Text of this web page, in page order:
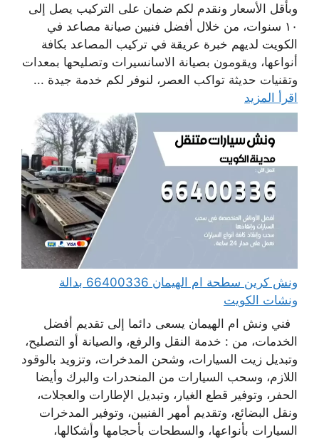
وبأقل الأسعار ونقدم لكم ضمان على التركيب يصل إلى
١٠ سنوات، من خلال أفضل فنيين صيانة مصاعد في
الكويت لديهم خبرة عريقة في تركيب المصاعد بكافة
أنواعها، ويقومون بصيانة الاسانسيرات وتصليحها بمعدات
وتقنيات حديثة تواكب العصر، لنوفر لكم خدمة جيدة ...
اقرأ المزيد
ونش كرين سطحة ام الهيمان 66400336 بدالة
ونشات الكويت
فني ونش ام الهيمان يسعى دائما إلى تقديم أفضل
الخدمات، من : خدمة النقل والرفع، والصيانة أو التصليح،
وتبديل زيت السيارات، وشحن المدخرات، وتزويد بالوقود
اللازم، وسحب السيارات من المنحدرات والبرك وأيضا
الحفر، وتوفير قطع الغيار، وتبديل الإطارات والعجلات،
ونقل البضائع، وتقديم أمهر الفنيين، وتوفير المدخرات
السيارات بأنواعها، والسطحات بأحجامها وأشكالها،